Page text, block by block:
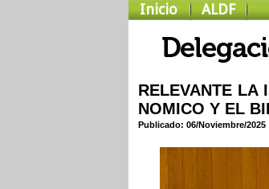
Inicio ALDF
RELEVANTE LA
NOMICO Y EL
Publicado: 06/Noviembre/2025